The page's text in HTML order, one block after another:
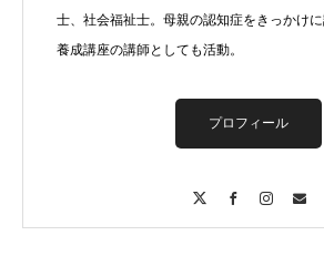
士、社会福祉士。母親の認知症をきっかけ
養成講座の講師としても活動。
プロフィール